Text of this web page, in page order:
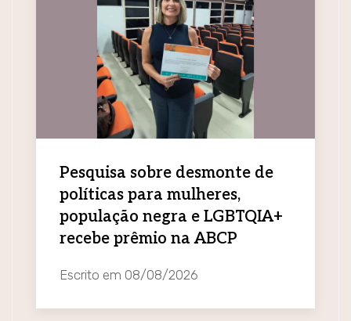
Pesquisa sobre desmonte de
políticas para mulheres,
população negra e LGBTQIA+
recebe prêmio na ABCP
Escrito em 08/08/2026